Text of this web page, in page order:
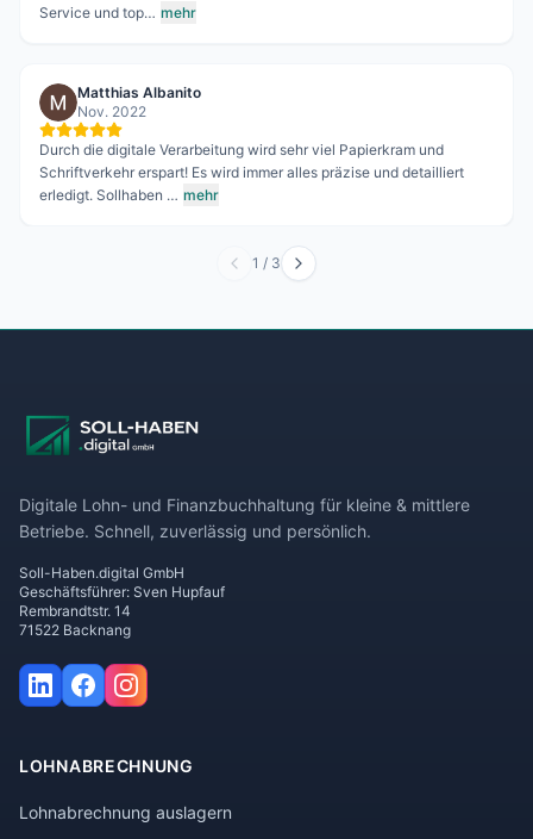
Service und top… mehr
Matthias Albanito
Nov. 2022
Durch die digitale Verarbeitung wird sehr viel Papierkram und
Schriftverkehr erspart! Es wird immer alles präzise und detailliert
erledigt. Sollhaben … mehr
1 / 3
Digitale Lohn- und Finanzbuchhaltung für kleine & mittlere
Betriebe. Schnell, zuverlässig und persönlich.
Soll-Haben.digital GmbH
Geschäftsführer: Sven Hupfauf
Rembrandtstr. 14
71522 Backnang
LOHNABRECHNUNG
Lohnabrechnung auslagern